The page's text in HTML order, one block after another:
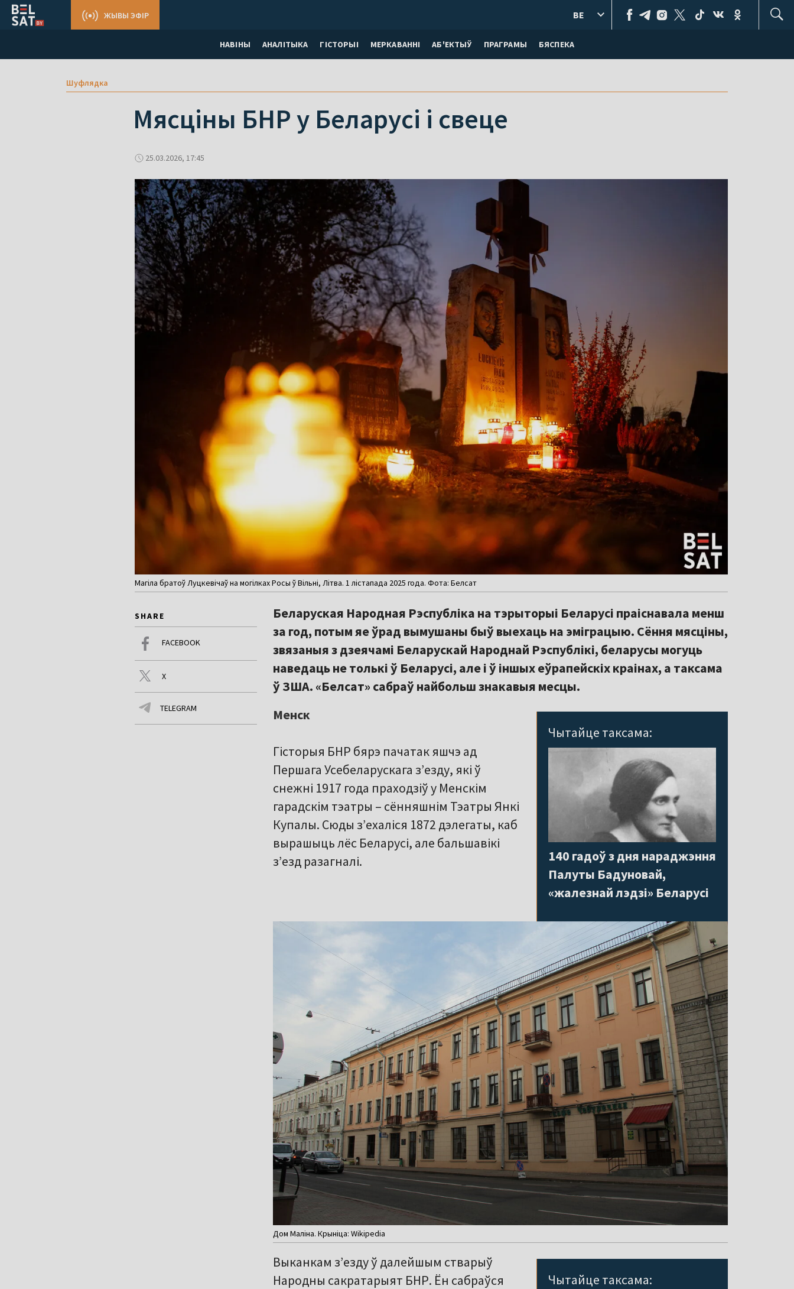
НАВІНЫ АНАЛІТЫКА ГІСТОРЫІ МЕРКАВАННI АБ'ЕКТЫЎ ПРАГРАМЫ БЯСПЕКА
ЖЫВЫ ЭФІР BE
Шуфлядка
Мясціны БНР у Беларусі і свеце
25.03.2026, 17:45
Магіла братоў Луцкевічаў на могілках Росы ў Вільні, Літва. 1 лістапада 2025 года. Фота: Белсат
SHARE
FACEBOOK
X
TELEGRAM
Беларуская Народная Рэспубліка на тэрыторыі Беларусі праіснавала менш
за год, потым яе ўрад вымушаны быў выехаць на эміграцыю. Сёння мясціны,
звязаныя з дзеячамі Беларускай Народнай Рэспублікі, беларусы могуць
наведаць не толькі ў Беларусі, але і ў іншых еўрапейскіх краінах, а таксама
ў ЗША. «Белсат» сабраў найбольш знакавыя месцы.
Чытайце таксама:
140 гадоў з дня нараджэння
Палуты Бадуновай,
«жалезнай лэдзі» Беларусі
Менск
Гісторыя БНР бярэ пачатак яшчэ ад
Першага Усебеларускага з’езду, які ў
снежні 1917 года праходзіў у Менскім
гарадскім тэатры – сённяшнім Тэатры Янкі
Купалы. Сюды з’ехаліся 1872 дэлегаты, каб
вырашыць лёс Беларусі, але бальшавікі
з’езд разагналі.
Дом Маліна. Крыніца: Wikipedia
Чытайце таксама:
Выканкам з’езду ў далейшым стварыў
Народны сакратарыят БНР. Ён сабраўся